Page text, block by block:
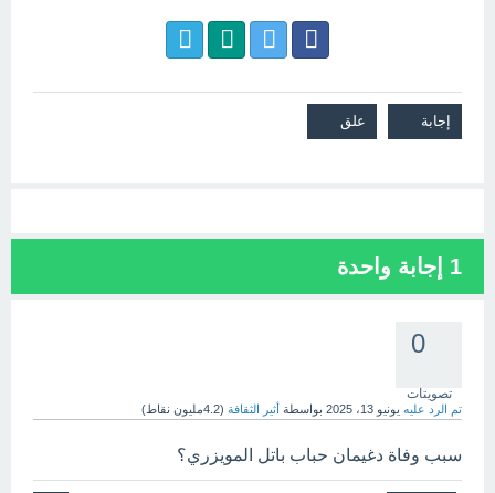
1 إجابة واحدة
0
تصويتات
تم الرد عليه يونيو 13، 2025 بواسطة أثير الثقافة (4.2مليون نقاط)
سبب وفاة دغيمان حباب باتل المويزري؟